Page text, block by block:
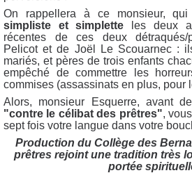
On rappellera à ce monsieur,
simpliste et simplette les deux
récentes de ces deux détraqués/
Pelicot et de Joël Le Scouarnec :
mariés, et pères de trois enfants
empêché de commettre les
commises (assassinats en plus, pour
Alors, monsieur Esquerre, avant
"contre le célibat des prêtres",
sept fois votre langue dans votre
Production du Collège des
prêtres rejoint une tradition très
portée